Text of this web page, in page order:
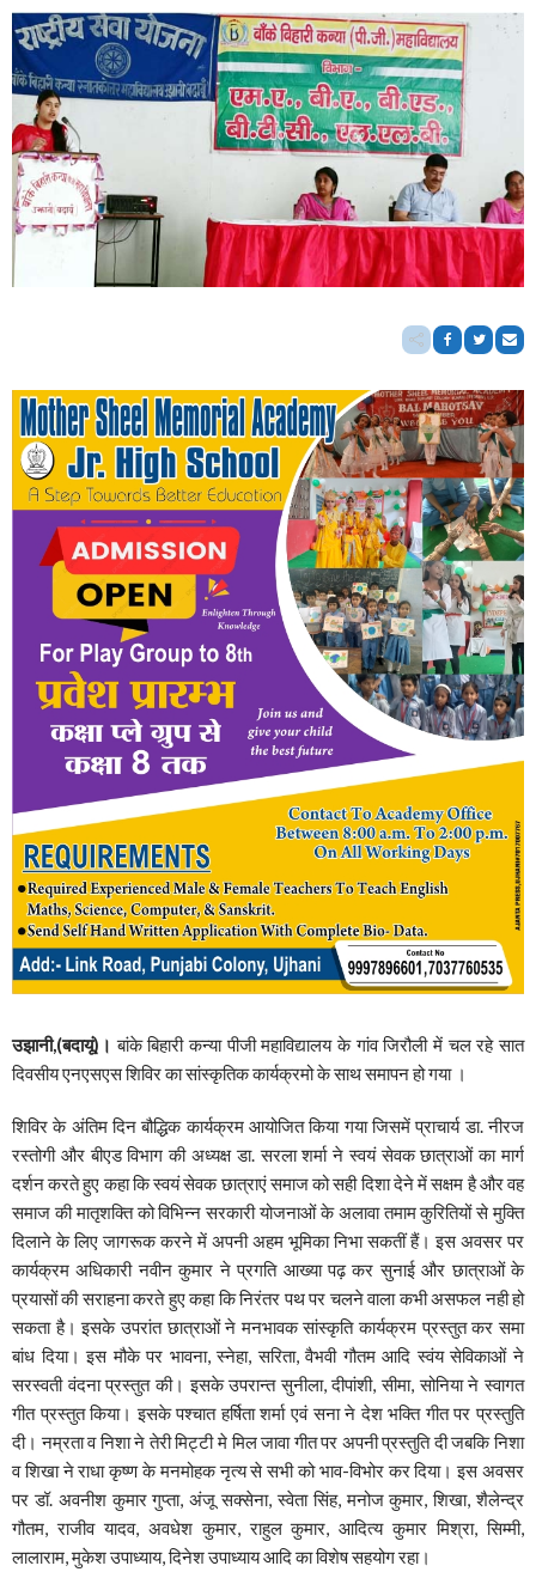
उझानी,(बदायूं)। बांके बिहारी कन्या पीजी महाविद्यालय के गांव जिरौली में चल रहे सात
दिवसीय एनएसएस शिविर का सांस्कृतिक कार्यक्रमो के साथ समापन हो गया ।
शिविर के अंतिम दिन बौद्धिक कार्यक्रम आयोजित किया गया जिसमें प्राचार्य डा. नीरज
रस्तोगी और बीएड विभाग की अध्यक्ष डा. सरला शर्मा ने स्वयं सेवक छात्राओं का मार्ग
दर्शन करते हुए कहा कि स्वयं सेवक छात्राएं समाज को सही दिशा देने में सक्षम है और वह
समाज की मातृशक्ति को विभिन्न सरकारी योजनाओं के अलावा तमाम कुरितियों से मुक्ति
दिलाने के लिए जागरूक करने में अपनी अहम भूमिका निभा सकतीं हैं। इस अवसर पर
कार्यक्रम अधिकारी नवीन कुमार ने प्रगति आख्या पढ़ कर सुनाई और छात्राओं के
प्रयासों की सराहना करते हुए कहा कि निरंतर पथ पर चलने वाला कभी असफल नही हो
सकता है। इसके उपरांत छात्राओं ने मनभावक सांस्कृति कार्यक्रम प्रस्तुत कर समा
बांध दिया। इस मौके पर भावना, स्नेहा, सरिता, वैभवी गौतम आदि स्वंय सेविकाओं ने
सरस्वती वंदना प्रस्तुत की। इसके उपरान्त सुनीला, दीपांशी, सीमा, सोनिया ने स्वागत
गीत प्रस्तुत किया। इसके पश्चात हर्षिता शर्मा एवं सना ने देश भक्ति गीत पर प्रस्तुति
दी। नम्रता व निशा ने तेरी मिट्टी मे मिल जावा गीत पर अपनी प्रस्तुति दी जबकि निशा
व शिखा ने राधा कृष्ण के मनमोहक नृत्य से सभी को भाव-विभोर कर दिया। इस अवसर
पर डॉ. अवनीश कुमार गुप्ता, अंजू सक्सेना, स्वेता सिंह, मनोज कुमार, शिखा, शैलेन्द्र
गौतम, राजीव यादव, अवधेश कुमार, राहुल कुमार, आदित्य कुमार मिश्रा, सिम्मी,
लालाराम, मुकेश उपाध्याय, दिनेश उपाध्याय आदि का विशेष सहयोग रहा।